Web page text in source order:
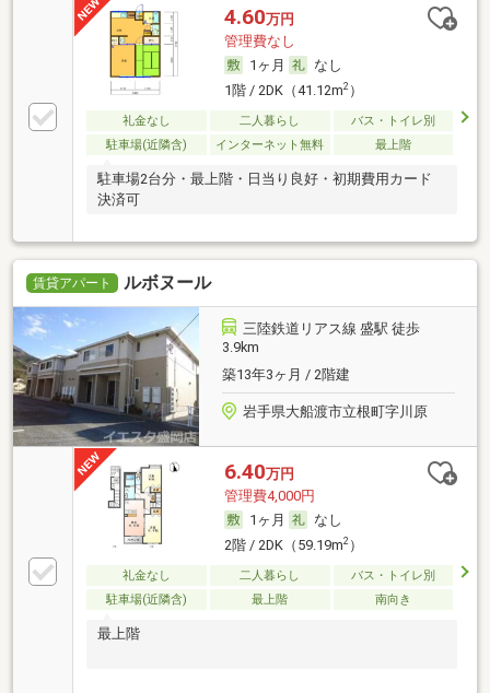
4.60万円
管理費なし
1ヶ月
なし
1階 / 2DK（41.12m2）
礼金なし 二人暮らし
バス・トイレ別
駐車場(近隣含)
インターネット無料 最上階
駐車場2台分・最上階・日当り良好・初期費用カード
決済可
賃貸アパート ルボヌール
三陸鉄道リアス線 盛駅 徒歩
3.9km
築13年3ヶ月 / 2階建
岩手県大船渡市立根町字川原
6.40万円
管理費4,000円
1ヶ月
なし
2階 / 2DK（59.19m2）
礼金なし 二人暮らし
バス・トイレ別
駐車場(近隣含)
最上階 南向き
最上階